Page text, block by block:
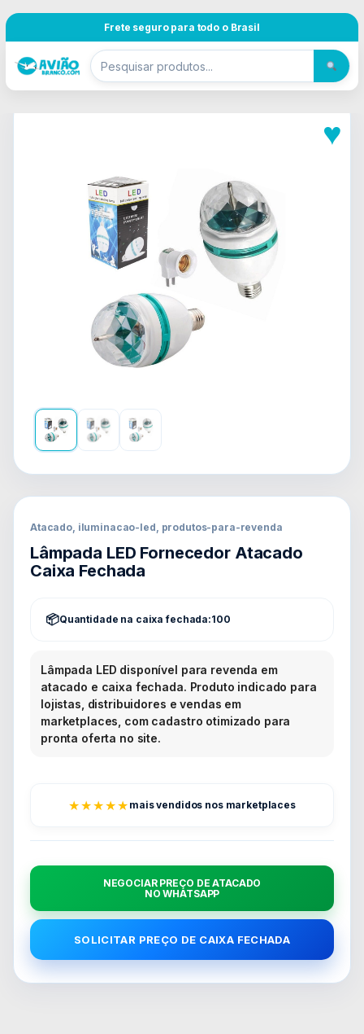
Frete seguro para todo o Brasil
♥
Atacado, iluminacao-led, produtos-para-revenda
Lâmpada LED Fornecedor Atacado
Caixa Fechada
Quantidade na caixa fechada:100
Lâmpada LED disponível para revenda em
atacado e caixa fechada. Produto indicado para
lojistas, distribuidores e vendas em
marketplaces, com cadastro otimizado para
pronta oferta no site.
★★★★★ mais vendidos nos marketplaces
NEGOCIAR PREÇO DE ATACADO
NO WHATSAPP
SOLICITAR PREÇO DE CAIXA FECHADA